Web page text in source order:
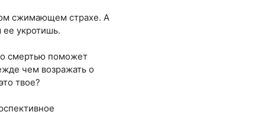
сжимающем страхе. А
укротишь.
смертью поможет
чем возражать о
твое?